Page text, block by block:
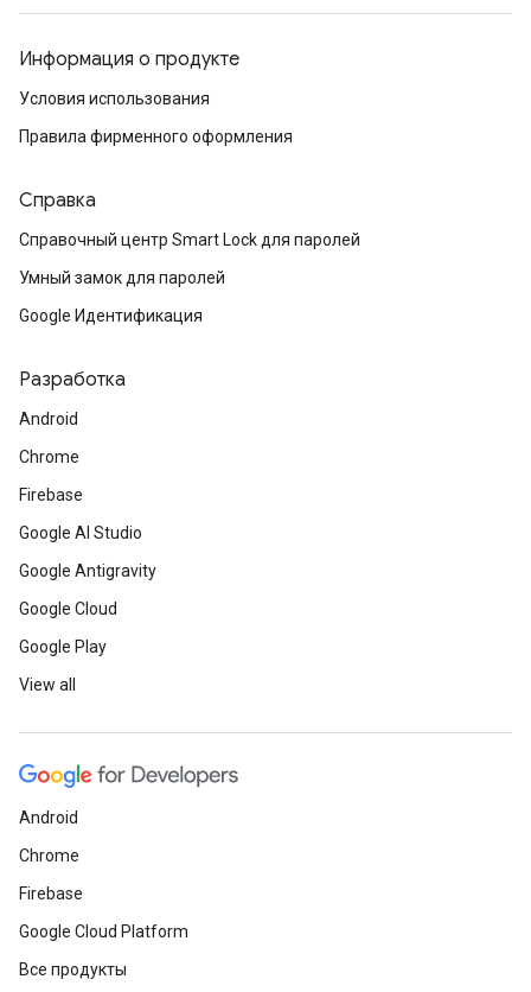
Информация о продукте
Условия использования
Правила фирменного оформления
Справка
Справочный центр Smart Lock для паролей
Умный замок для паролей
Google Идентификация
Разработка
Android
Chrome
Firebase
Google AI Studio
Google Antigravity
Google Cloud
Google Play
View all
Android
Chrome
Firebase
Google Cloud Platform
Все продукты